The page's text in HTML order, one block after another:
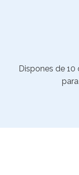
Dispones de